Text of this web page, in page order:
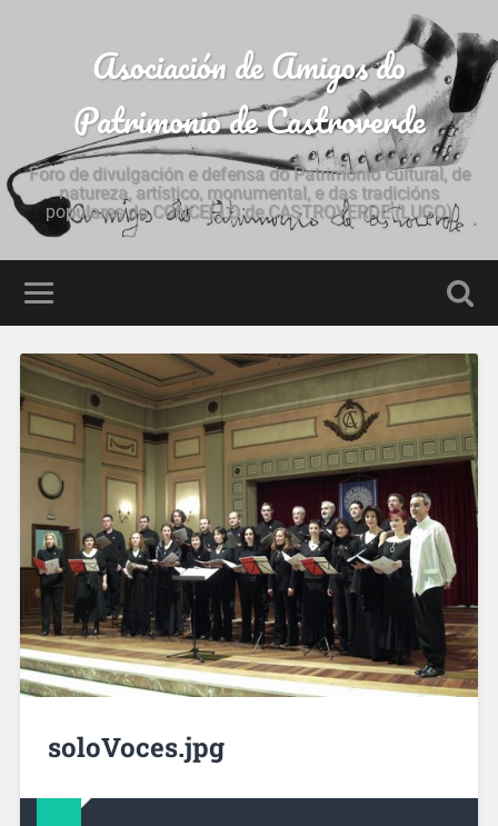
Asociación de Amigos do
Patrimonio de Castroverde
Foro de divulgación e defensa do Patrimonio cultural, de
natureza, artístico, monumental, e das tradicións
populares do CONCELLO de CASTROVERDE (LUGO)
soloVoces.jpg